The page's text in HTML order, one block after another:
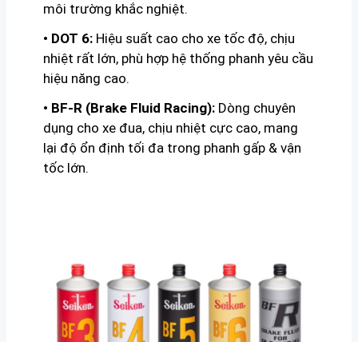
môi trường khắc nghiệt.
• DOT 6: Hiệu suất cao cho xe tốc độ, chịu
nhiệt rất lớn, phù hợp hệ thống phanh yêu cầu
hiệu năng cao.
• BF-R (Brake Fluid Racing): Dòng chuyên
dụng cho xe đua, chịu nhiệt cực cao, mang
lại độ ổn định tối đa trong phanh gấp & vận
tốc lớn.